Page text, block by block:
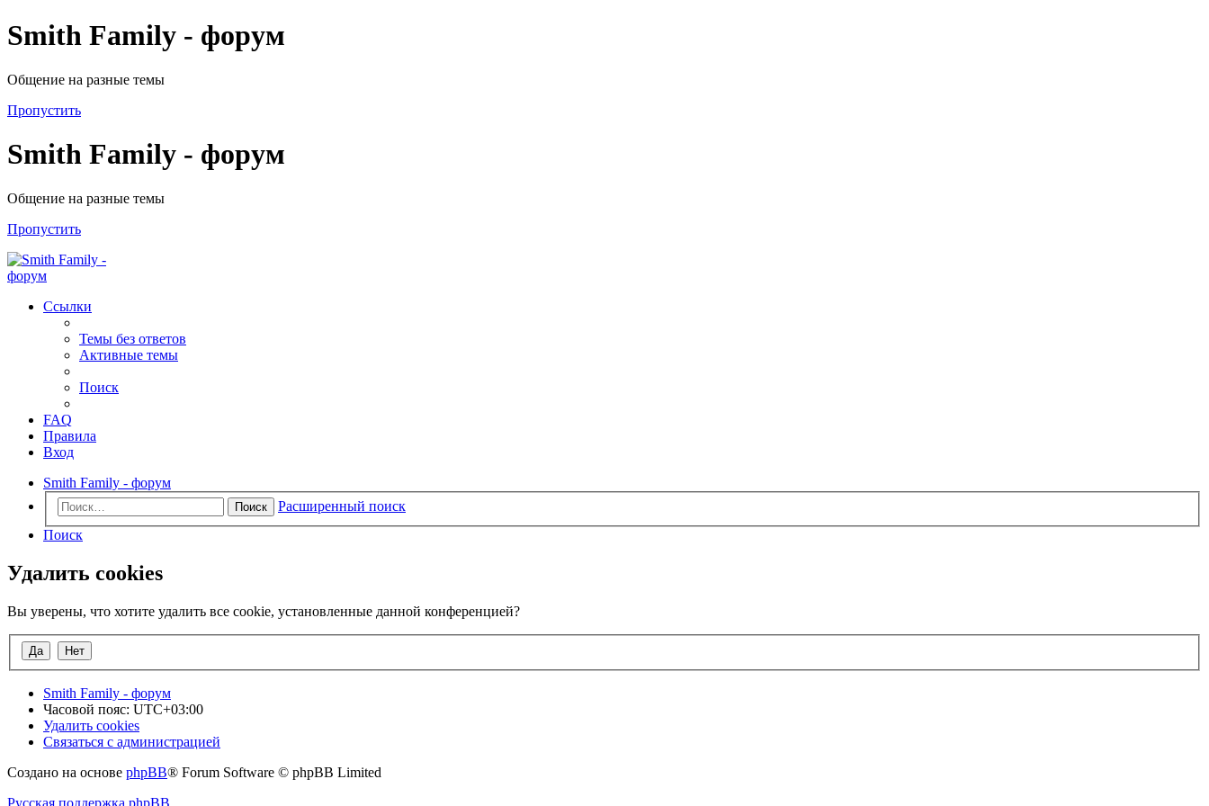
Smith Family - форум
Общение на разные темы
Пропустить
Smith Family - форум
Общение на разные темы
Пропустить
Ссылки
Темы без ответов
Активные темы
Поиск
FAQ
Правила
Вход
Smith Family - форум
Поиск
Расширенный поиск
Поиск
Удалить cookies
Вы уверены, что хотите удалить все cookie, установленные данной конференцией?
Smith Family - форум
Часовой пояс: UTC+03:00
Удалить cookies
Связаться с администрацией
Создано на основе phpBB® Forum Software © phpBB Limited
Русская поддержка phpBB